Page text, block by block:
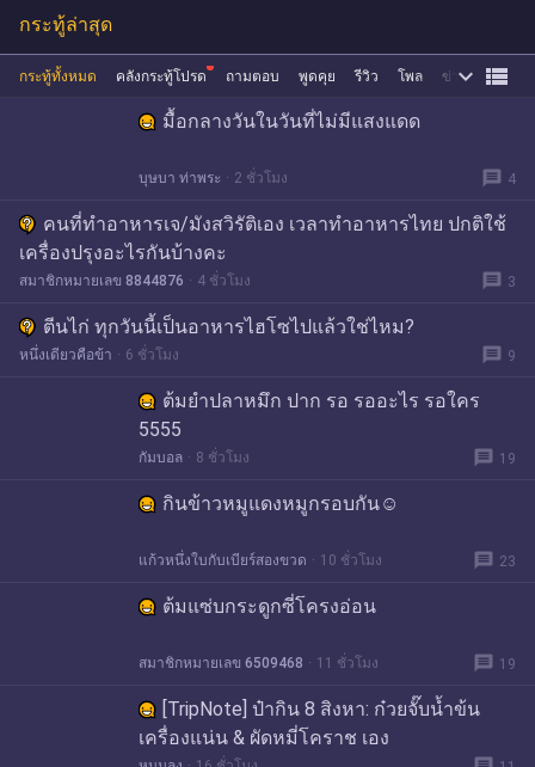
กระทู้ล่าสุด
กระทู้ทั้งหมด คลังกระทู้โปรด ถามตอบ พูดคุย รีวิว โพล ข่าว ซื้อขาย
 
มื้อกลางวันในวันที่ไม่มีแสงแดด
บุษบา ท่าพระ 2 ชั่วโมง message 4
คนที่ทำอาหารเจ/มังสวิรัติเอง เวลาทำอาหารไทย ปกติใช้
เครื่องปรุงอะไรกันบ้างคะ
สมาชิกหมายเลข 8844876 4 ชั่วโมง message 3
ตีนไก่ ทุกวันนี้เป็นอาหารไฮโซไปแล้วใช่ไหม?
หนึ่งเดียวคือข้า 6 ชั่วโมง message 9
ต้มยำปลาหมึก ปาก รอ รออะไร รอใคร
5555
กัมบอล 8 ชั่วโมง message 19
กินข้าวหมูแดงหมูกรอบกัน☺️
แก้วหนึ่งใบกับเบียร์สองขวด 10 ชั่วโมง message 23
ต้มแซ่บกระดูกซี่โครงอ่อน
สมาชิกหมายเลข 6509468 11 ชั่วโมง message 19
[TripNote] ป๋ากิน 8 สิงหา: ก๋วยจั๊บน้ำข้น
เครื่องแน่น & ผัดหมี่โคราช เอง